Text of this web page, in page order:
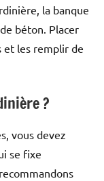
la banque
béton. Placer
et les remplir de
?
vous devez
se fixe